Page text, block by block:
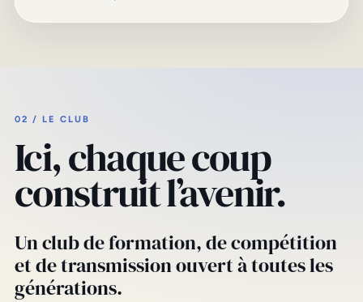
02 / LE CLUB
Ici, chaque coup
construit l’avenir.
Un club de formation, de compétition
et de transmission ouvert à toutes les
générations.